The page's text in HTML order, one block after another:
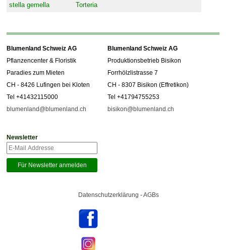
stella gemella
Torteria
Blumenland Schweiz AG
Pflanzencenter & Floristik
Paradies zum Mieten
CH - 8426 Lufingen bei Kloten
Tel +41432115000
blumenland@blumenland.ch
Blumenland Schweiz AG
Produktionsbetrieb Bisikon
Forrhölzlistrasse 7
CH - 8307 Bisikon (Effretikon)
Tel +41794755253
bisikon@blumenland.ch
Newsletter
Datenschutzerklärung - AGBs